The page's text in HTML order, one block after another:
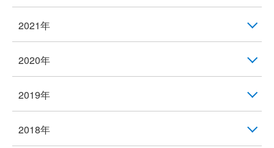
2021年
2020年
2019年
2018年